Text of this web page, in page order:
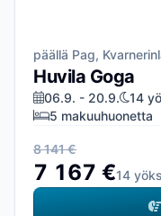
päällä Pag,
Huvila Goga
06.9. - 20.9. 14
5 makuuhuonetta
8 141 €
7 167 €14